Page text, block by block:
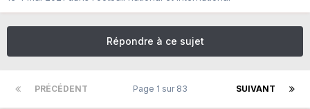
Répondre à ce sujet
PRÉCÉDENT SUIVANT
Page 1 sur 83